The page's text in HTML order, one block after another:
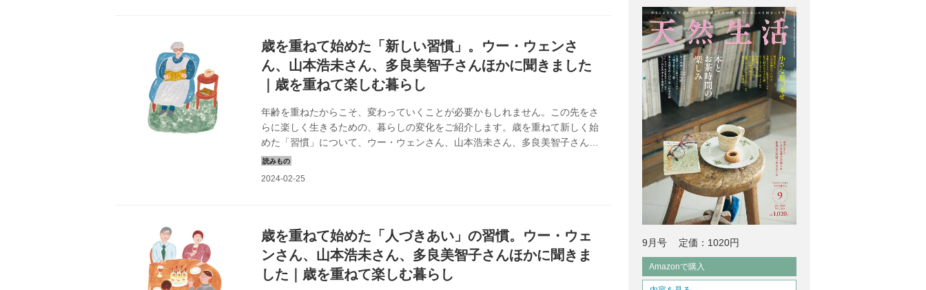
歳を重ねて始めた「新しい習慣」。ウー・ウェンさ
ん、山本浩未さん、多良美智子さんほかに聞きました
｜歳を重ねて楽しむ暮らし
年齢を重ねたからこそ、変わっていくことが必要かもしれません。この先をさ
らに楽しく生きるための、暮らしの変化をご紹介します。歳を重ねて新しく始
めた「習慣」について、ウー・ウェンさん、山本浩未さん、多良美智子さん、
chizuさんにお話を伺いました。（別冊天然生活「歳を重ねて楽しむ暮らし
vol.2」より）
歳を重ねて始めた「人づきあい」の習慣。ウー・ウェ
ンさん、山本浩未さん、多良美智子さんほかに聞きま
した｜歳を重ねて楽しむ暮らし
9月号 定価：1020円
Amazonで購入